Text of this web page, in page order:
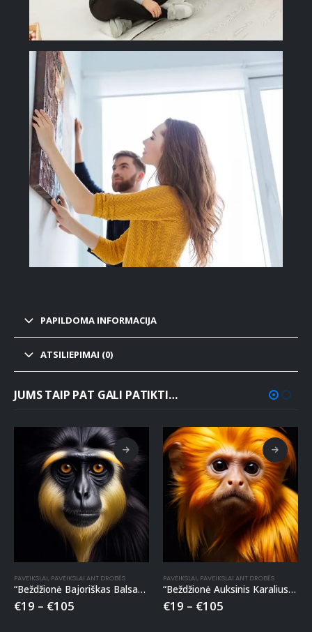
PAPILDOMA INFORMACIJA
ATSILIEPIMAI (0)
JUMS TAIP PAT GALI PATIKTI…
PAVEIKSLAI, PAVEIKSLAI ANT DROBĖS
“Beždžionė Bajoriškas Balsas” paveikslas ant drobės
€19 – €105
PAVEIKSLAI, PAVEIKSLAI ANT DROBĖS
“Beždžionė Auksinis Karalius” paveikslas ant drobės
€19 – €105